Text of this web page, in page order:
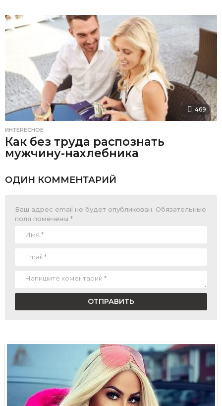
469
ИНТЕРЕСНОЕ
Как без труда распознать
мужчину-нахлебника
ОДИН КОММЕНТАРИЙ
Ваш адрес email не будет опубликован. Обязательные
поля помечены *